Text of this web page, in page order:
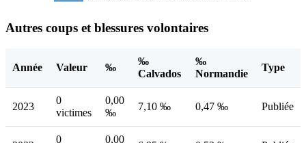
Autres coups et blessures volontaires
Année Valeur ‰
‰
Calvados
‰
Normandie
Type
2023
0
victimes
0,00
‰
7,10 ‰ 0,47 ‰ Publiée
0
0,00